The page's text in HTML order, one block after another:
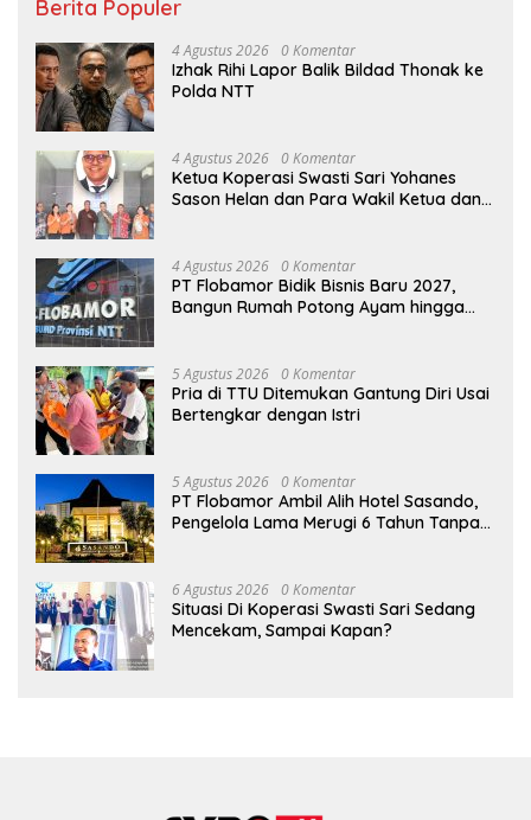
Berita Populer
4 Agustus 2026 0 Komentar
Izhak Rihi Lapor Balik Bildad Thonak ke
Polda NTT
4 Agustus 2026 0 Komentar
Ketua Koperasi Swasti Sari Yohanes
Sason Helan dan Para Wakil Ketua dan
Menyambut Sukacita
4 Agustus 2026 0 Komentar
PT Flobamor Bidik Bisnis Baru 2027,
Bangun Rumah Potong Ayam hingga
5 Agustus 2026 0 Komentar
Pria di TTU Ditemukan Gantung Diri Usai
Bertengkar dengan Istri
5 Agustus 2026 0 Komentar
PT Flobamor Ambil Alih Hotel Sasando,
Pengelola Lama Merugi 6 Tahun Tanpa
6 Agustus 2026 0 Komentar
Situasi Di Koperasi Swasti Sari Sedang
Mencekam, Sampai Kapan?